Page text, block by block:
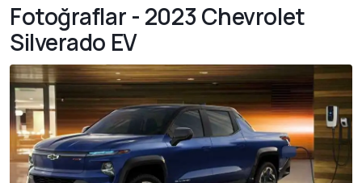
Fotoğraflar - 2023 Chevrolet
Silverado EV